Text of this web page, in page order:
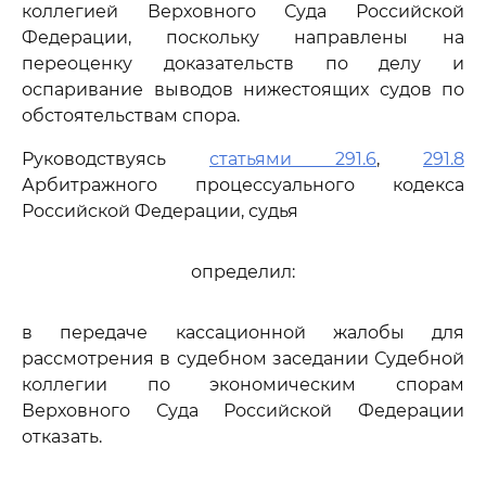
коллегией Верховного Суда Российской
Федерации, поскольку направлены на
переоценку доказательств по делу и
оспаривание выводов нижестоящих судов по
обстоятельствам спора.
Руководствуясь статьями 291.6, 291.8
Арбитражного процессуального кодекса
Российской Федерации, судья
определил:
в передаче кассационной жалобы для
рассмотрения в судебном заседании Судебной
коллегии по экономическим спорам
Верховного Суда Российской Федерации
отказать.